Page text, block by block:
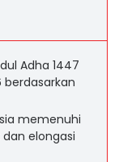
Adha 1447
berdasarkan
memenuhi
elongasi